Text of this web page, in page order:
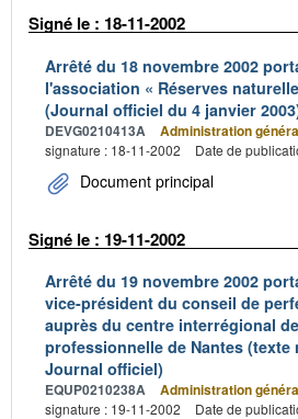
Signé le : 18-11-2002
Arrêté du 18 novembre 2002
l'association « Réserves
(Journal officiel du 4 janvier
DEVG0210413A Administration
signature : 18-11-2002
Date de
Document principal
Signé le : 19-11-2002
Arrêté du 19 novembre 2002
vice-président du conseil de
auprès du centre interrégional
professionnelle de Nantes (texte
Journal officiel)
EQUP0210238A Administration
signature : 19-11-2002
Date de